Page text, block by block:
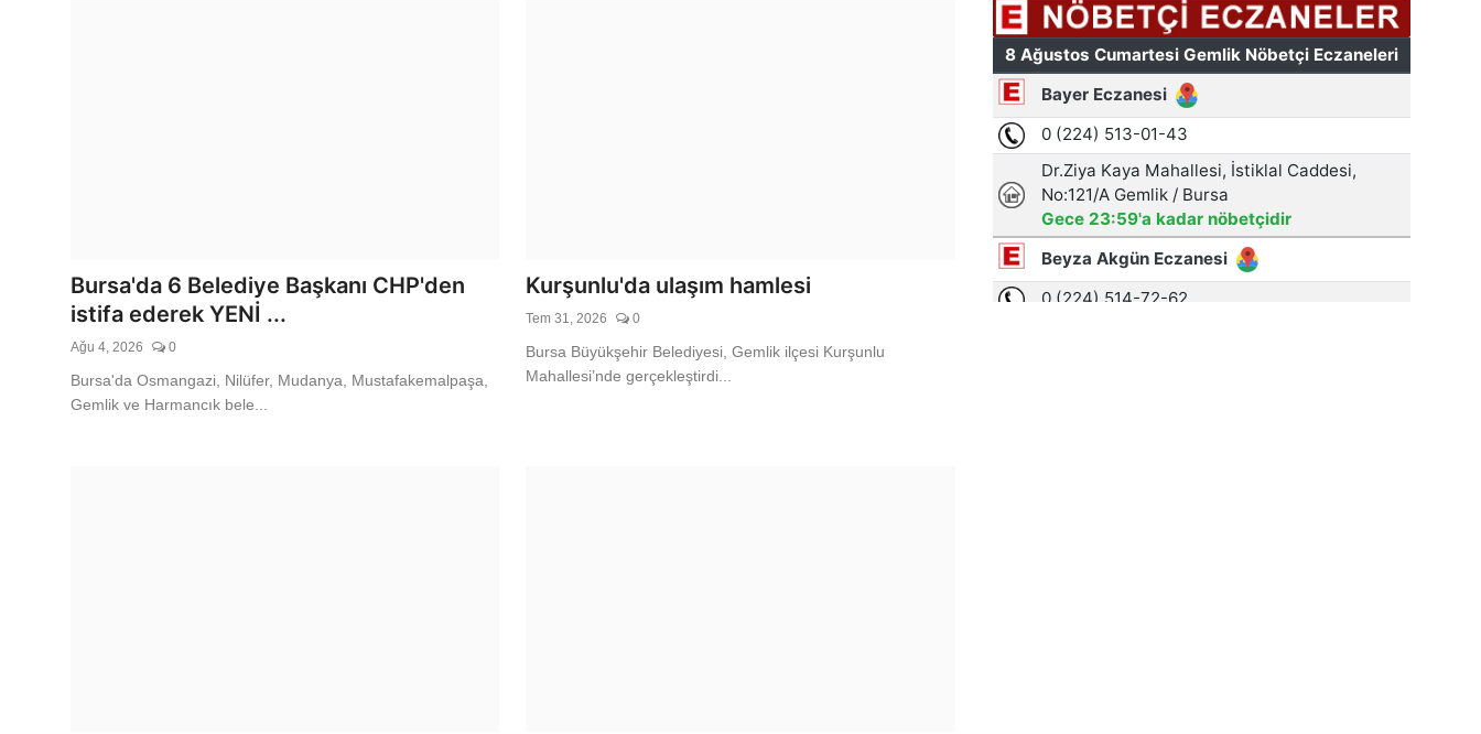
Burhaniye Belediyesi'nden Geçici Pazar Yerinde
Düzenli Denetim
Ağu 8, 2026 0
Bursa'da 6 Belediye Başkanı CHP'den
istifa ederek YENİ ...
Ağu 4, 2026 0
Bursa'da Osmangazi, Nilüfer, Mudanya, Mustafakemalpaşa,
Gemlik ve Harmancık bele...
Kurşunlu'da ulaşım hamlesi
Tem 31, 2026 0
Bursa Büyükşehir Belediyesi, Gemlik ilçesi Kurşunlu
Mahallesi’nde gerçekleştirdi...